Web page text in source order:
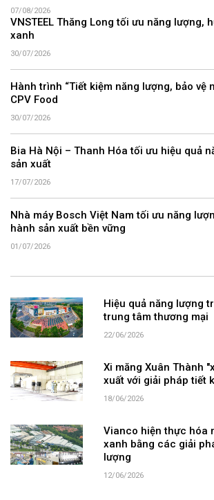
07/08/2026
VNSTEEL Thăng Long tối ưu năng lượng,
xanh
30/07/2026
Hành trình “Tiết kiệm năng lượng, bảo vệ
CPV Food
30/07/2026
Bia Hà Nội – Thanh Hóa tối ưu hiệu quả
sản xuất
17/07/2026
Nhà máy Bosch Việt Nam tối ưu năng
hành sản xuất bền vững
01/07/2026
Hiệu quả năng lượng
trung tâm thương mại
22/06/2026
Xi măng Xuân Thành
xuất với giải pháp tiết
18/06/2026
Vianco hiện thực hóa
xanh bằng các giải
lượng
12/06/2026